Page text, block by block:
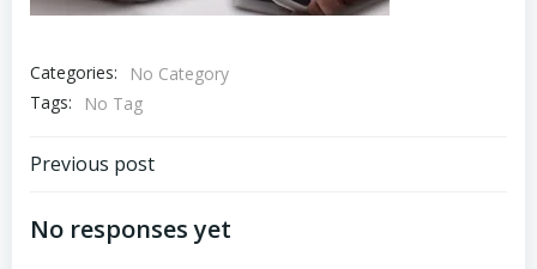
Categories:
No Category
Tags:
No Tag
Post
navigation
Previous post
No responses yet